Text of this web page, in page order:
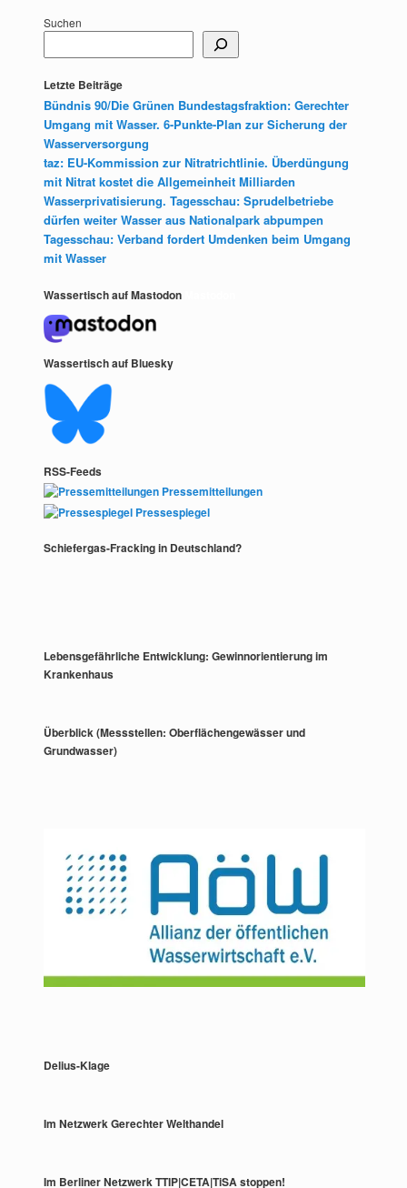
Suchen
Letzte Beiträge
Bündnis 90/Die Grünen Bundestagsfraktion: Gerechter
Umgang mit Wasser. 6-Punkte-Plan zur Sicherung der
Wasserversorgung
taz: EU-Kommission zur Nitratrichtlinie. Überdüngung
mit Nitrat kostet die Allgemeinheit Milliarden
Wasserprivatisierung. Tagesschau: Sprudelbetriebe
dürfen weiter Wasser aus Nationalpark abpumpen
Tagesschau: Verband fordert Umdenken beim Umgang
mit Wasser
Wassertisch auf Mastodon
Wassertisch auf Bluesky
RSS-Feeds
Pressemitteilungen
Pressespiegel
Schiefergas-Fracking in Deutschland?
Lebensgefährliche Entwicklung: Gewinnorientierung im
Krankenhaus
Überblick (Messstellen: Oberflächengewässer und
Grundwasser)
Delius-Klage
Im Netzwerk Gerechter Welthandel
Im Berliner Netzwerk TTIP|CETA|TiSA stoppen!